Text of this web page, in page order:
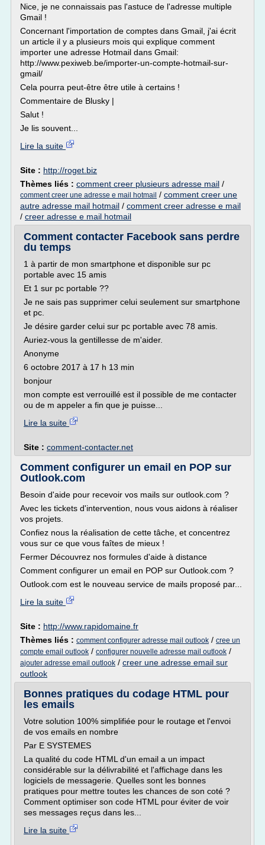
Nice, je ne connaissais pas l'astuce de l'adresse multiple
Gmail !
Concernant l'importation de comptes dans Gmail, j'ai écrit
un article il y a plusieurs mois qui explique comment
importer une adresse Hotmail dans Gmail:
http://www.pexiweb.be/importer-un-compte-hotmail-sur-
gmail/
Cela pourra peut-être être utile à certains !
Commentaire de Blusky |
Salut !
Je lis souvent...
Lire la suite
Site : http://roget.biz
Thèmes liés : comment creer plusieurs adresse mail /
comment creer une adresse e mail hotmail / comment creer une
autre adresse mail hotmail / comment creer adresse e mail
/ creer adresse e mail hotmail
Comment contacter Facebook sans perdre
du temps
1 à partir de mon smartphone et disponible sur pc
portable avec 15 amis
Et 1 sur pc portable ??
Je ne sais pas supprimer celui seulement sur smartphone
et pc.
Je désire garder celui sur pc portable avec 78 amis.
Auriez-vous la gentillesse de m'aider.
Anonyme
6 octobre 2017 à 17 h 13 min
bonjour
mon compte est verrouillé est il possible de me contacter
ou de m appeler a fin que je puisse...
Lire la suite
Site : comment-contacter.net
Comment configurer un email en POP sur
Outlook.com
Besoin d'aide pour recevoir vos mails sur outlook.com ?
Avec les tickets d'intervention, nous vous aidons à réaliser
vos projets.
Confiez nous la réalisation de cette tâche, et concentrez
vous sur ce que vous faîtes de mieux !
Fermer Découvrez nos formules d'aide à distance
Comment configurer un email en POP sur Outlook.com ?
Outlook.com est le nouveau service de mails proposé par...
Lire la suite
Site : http://www.rapidomaine.fr
Thèmes liés : comment configurer adresse mail outlook / cree un
compte email outlook / configurer nouvelle adresse mail outlook /
ajouter adresse email outlook / creer une adresse email sur
outlook
Bonnes pratiques du codage HTML pour
les emails
Votre solution 100% simplifiée pour le routage et l'envoi
de vos emails en nombre
Par E SYSTEMES
La qualité du code HTML d'un email a un impact
considérable sur la délivrabilité et l'affichage dans les
logiciels de messagerie. Quelles sont les bonnes
pratiques pour mettre toutes les chances de son coté ?
Comment optimiser son code HTML pour éviter de voir
ses messages reçus dans les...
Lire la suite